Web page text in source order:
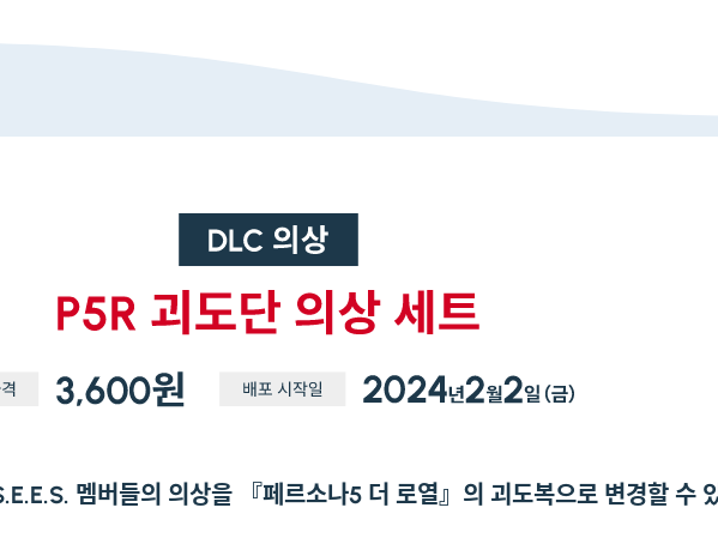
멤버들의 의상을 『페르소나5 더 로열』의 괴도복으로 변경할 수